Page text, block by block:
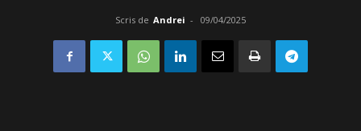
Scris de Andrei - 09/04/2025